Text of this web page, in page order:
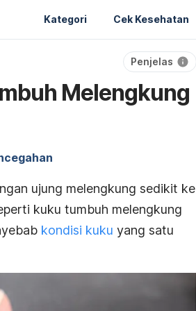
Kategori Cek Kesehatan
Penjelas
Melengkung
ujung melengkung sedikit ke
kuku tumbuh melengkung
kondisi kuku yang satu